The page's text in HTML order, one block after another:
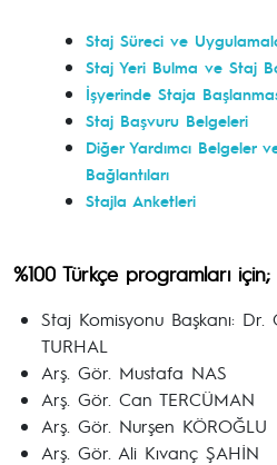
Staj Süreci ve
Staj Yeri Bulma ve Staj
İşyerinde Staja
Staj Başvuru Belgeleri
Diğer Yardımcı Belgeler
Bağlantıları
Stajla Anketleri
%100 Türkçe programları için;
Staj Komisyonu Başkanı:
TURHAL
Arş. Gör. Mustafa NAS
Arş. Gör. Can TERCÜMAN
Arş. Gör. Nurşen KÖROĞLU
Arş. Gör. Ali Kıvanç ŞAHİN